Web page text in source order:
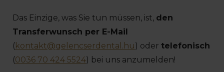
Das Einzige, was Sie tun müssen, ist, den
Transferwunsch per E-Mail
(kontakt@gelencserdental.hu) oder telefonisch
(0036 70 424 5524) bei uns anzumelden!